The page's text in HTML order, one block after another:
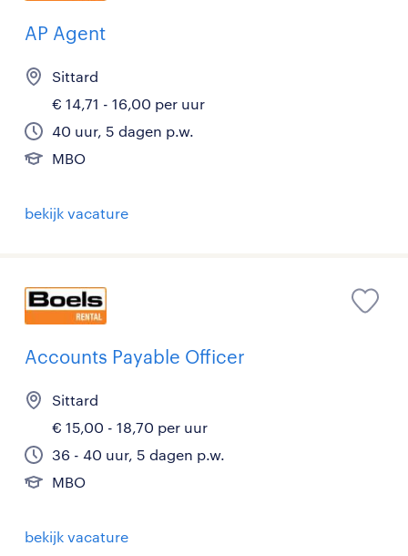
AP Agent
Sittard
€ 14,71 - 16,00 per uur
40 uur, 5 dagen p.w.
MBO
bekijk vacature
Accounts Payable Officer
Sittard
€ 15,00 - 18,70 per uur
36 - 40 uur, 5 dagen p.w.
MBO
bekijk vacature